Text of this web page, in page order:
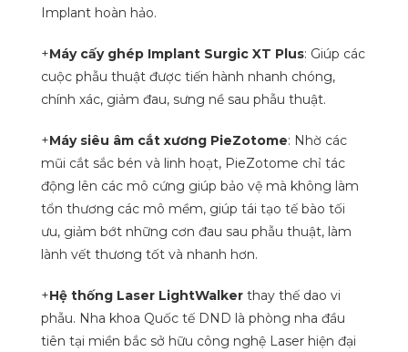
Implant hoàn hảo.
+Máy cấy ghép Implant Surgic XT Plus: Giúp các
cuộc phẫu thuật được tiến hành nhanh chóng,
chính xác, giảm đau, sưng nề sau phẫu thuật.
+Máy siêu âm cắt xương PieZotome: Nhờ các
mũi cắt sắc bén và linh hoạt, PieZotome chỉ tác
động lên các mô cứng giúp bảo vệ mà không làm
tổn thương các mô mềm, giúp tái tạo tế bào tối
ưu, giảm bớt những cơn đau sau phẫu thuật, làm
lành vết thương tốt và nhanh hơn.
+Hệ thống Laser LightWalker thay thế dao vi
phẫu. Nha khoa Quốc tế DND là phòng nha đầu
tiên tại miền bắc sở hữu công nghệ Laser hiện đại